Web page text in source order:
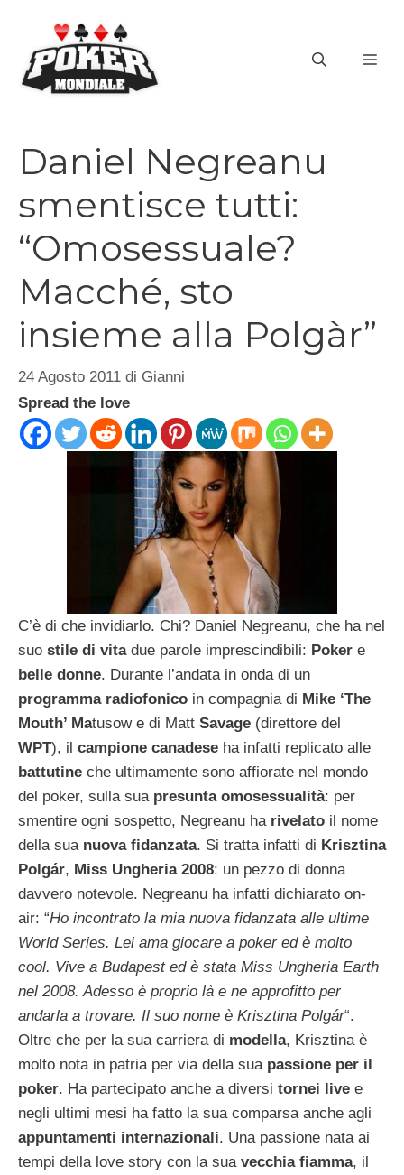
contenuto
Daniel Negreanu
smentisce tutti:
“Omosessuale?
Macché, sto
insieme alla Polgàr”
24 Agosto 2011 di Gianni
Spread the love
C’è di che invidiarlo. Chi? Daniel Negreanu, che ha nel
suo stile di vitadue parole imprescindibili: Poker e
belle donne. Durante l’andata in onda di un
programma radiofonico in compagnia di Mike ‘The
Mouth’ Matusow e di Matt Savage (direttore del
WPT), il campione canadese ha infatti replicato alle
battutine che ultimamente sono affiorate nel mondo
del poker, sulla sua presunta omosessualità: per
smentire ogni sospetto, Negreanu ha rivelato il nome
della sua nuova fidanzata. Si tratta infatti di Krisztina
Polgár, Miss Ungheria 2008: un pezzo di donna
davvero notevole. Negreanu ha infatti dichiarato on-
air: “Ho incontrato la mia nuova fidanzata alle ultime
World Series. Lei ama giocare a poker ed è molto
cool. Vive a Budapest ed è stata Miss Ungheria Earth
nel 2008. Adesso è proprio là e ne approfitto per
andarla a trovare. Il suo nome è Krisztina Polgár“.
Oltre che per la sua carriera di modella, Krisztina è
molto nota in patria per via della sua passione per il
poker. Ha partecipato anche a diversi tornei live e
negli ultimi mesi ha fatto la sua comparsa anche agli
appuntamenti internazionali. Una passione nata ai
tempi della love story con la sua vecchia fiamma, il